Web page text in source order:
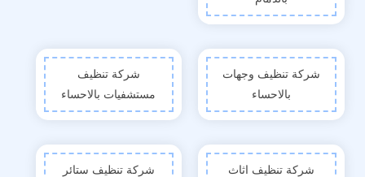
شركة تنظيف وجهات
بالاحساء
شركة تنظيف
مستشفيات بالاحساء
شركة تنظيف اثاث
شركة تنظيف ستائر